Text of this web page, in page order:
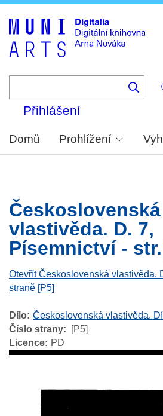
Přihlášení
Domů Prohlížení
Československá
vlastivěda. D. 7,
Písemnictví -
Otevřít Československá vlastivěda.
straně [P5]
Dílo Československá vlastivěda.
Číslo strany
[P5]
Licence
PD